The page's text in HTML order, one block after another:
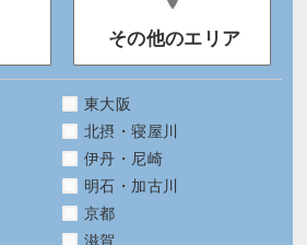
その他のエリア
東大阪
北摂・寝屋川
伊丹・尼崎
明石・加古川
京都
滋賀